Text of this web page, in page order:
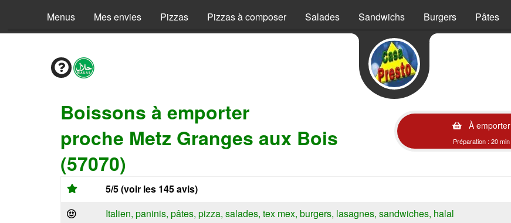
Menus Mes envies Pizzas Pizzas à composer Salades Sandwichs Burgers Pâtes
Boissons à emporter
proche Metz Granges aux Bois
(57070)
À emporter
Préparation : 20 min
5/5 (voir les 145 avis)
Italien, paninis, pâtes, pizza, salades, tex mex, burgers, lasagnes, sandwiches, halal